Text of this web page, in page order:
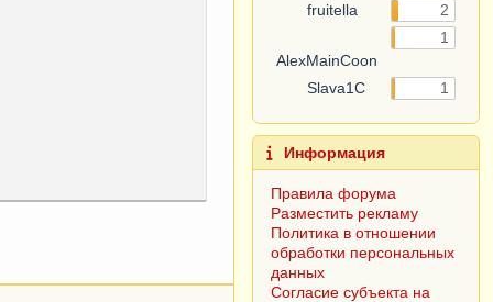
fruitella
2
AlexMainCoon
1
Slava1C 1
Информация
Правила форума
Разместить рекламу
Политика в отношении
обработки персональных
данных
Согласие субъекта на